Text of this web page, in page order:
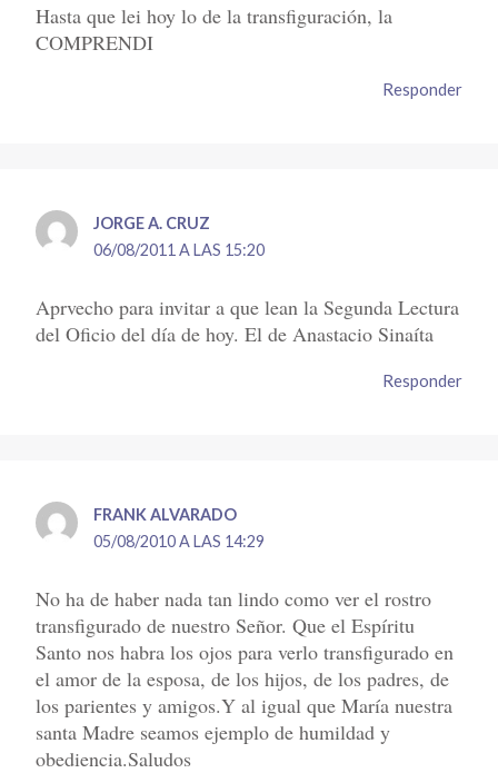
Hasta que lei hoy lo de la transfiguración, la
COMPRENDI
Responder
JORGE A. CRUZ
06/08/2011 A LAS 15:20
Aprvecho para invitar a que lean la Segunda Lectura
del Oficio del día de hoy. El de Anastacio Sinaíta
Responder
FRANK ALVARADO
05/08/2010 A LAS 14:29
No ha de haber nada tan lindo como ver el rostro
transfigurado de nuestro Señor. Que el Espíritu
Santo nos habra los ojos para verlo transfigurado en
el amor de la esposa, de los hijos, de los padres, de
los parientes y amigos.Y al igual que María nuestra
santa Madre seamos ejemplo de humildad y
obediencia.Saludos